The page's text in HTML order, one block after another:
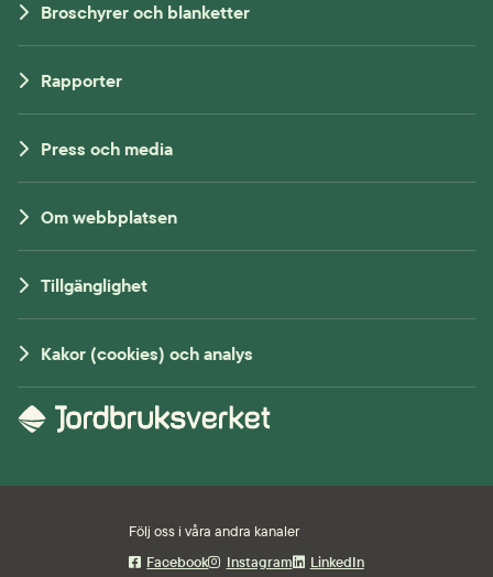
Broschyrer och blanketter
Rapporter
Press och media
Om webbplatsen
Tillgänglighet
Kakor (cookies) och analys
Följ oss i våra andra kanaler
Facebook
Instagram LinkedIn